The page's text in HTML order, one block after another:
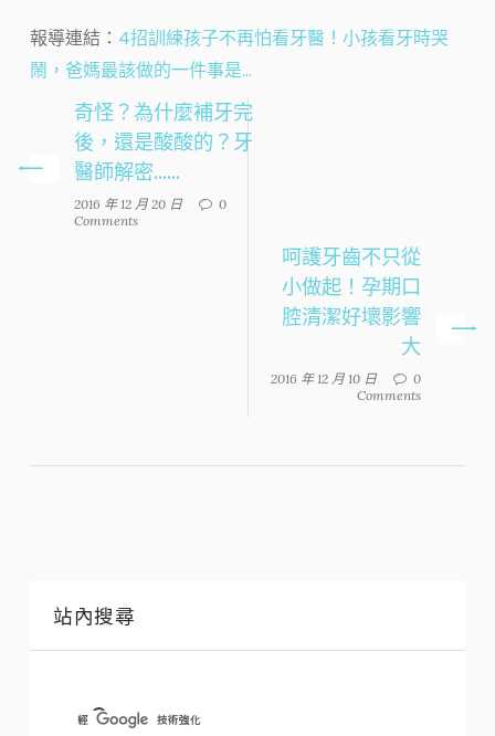
報導連結： 4招訓練孩子不再怕看牙醫！小孩看牙時哭
鬧，爸媽最該做的一件事是…
奇怪？為什麼補牙完
後，還是酸酸的？牙
醫師解密......
2016 年 12 月 20 日
0
Comments
呵護牙齒不只從
小做起！孕期口
腔清潔好壞影響
大
2016 年 12 月 10 日
0
Comments
站內搜尋